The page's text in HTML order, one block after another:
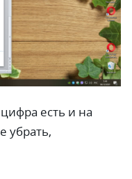
есть и на
убрать,